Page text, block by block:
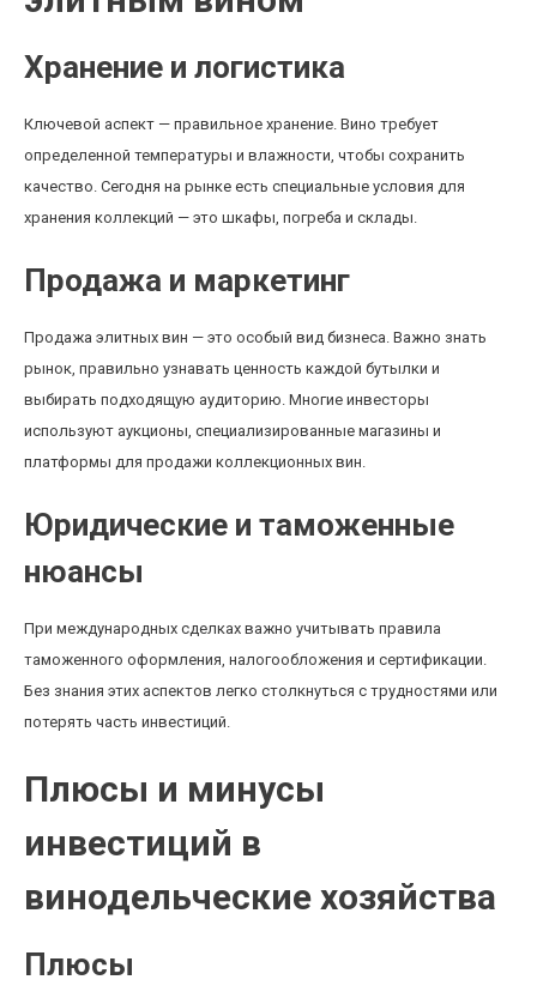
Хранение и логистика
Ключевой аспект — правильное хранение. Вино требует
определенной температуры и влажности, чтобы сохранить
качество. Сегодня на рынке есть специальные условия для
хранения коллекций — это шкафы, погреба и склады.
Продажа и маркетинг
Продажа элитных вин — это особый вид бизнеса. Важно знать
рынок, правильно узнавать ценность каждой бутылки и
выбирать подходящую аудиторию. Многие инвесторы
используют аукционы, специализированные магазины и
платформы для продажи коллекционных вин.
Юридические и таможенные
нюансы
При международных сделках важно учитывать правила
таможенного оформления, налогообложения и сертификации.
Без знания этих аспектов легко столкнуться с трудностями или
потерять часть инвестиций.
Плюсы и минусы
инвестиций в
винодельческие хозяйства
Плюсы